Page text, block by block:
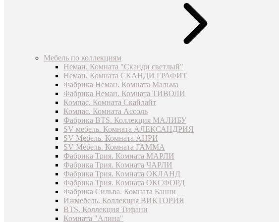
Мебель по коллекциям
Неман. Комната "Сканди светлый"
Неман. Комната СКАНДИ ГРАФИТ
Фабрика Неман. Комната Мальма
Фабрика Неман. Комната ТИВОЛИ
Компас. Комната Скайлайт
Компас. Комната Ассоль
Фабрика BTS. Коллекция МАЛИБУ
SV мебель. Комната АЛЕКСАНДРИЯ
SV Мебель. Комната АНРИ
SV Мебель. Комната ГАММА
Фабрика Трия. Комната МАРЛИ
Фабрика Трия. Комната ЧАРЛИ
Фабрика Трия. Комната ОКЛАНД
Фабрика Трия. Комната ОКСФОРД
Фабрика Сильва. Комната Банни
Ижмебель. Коллекция ВИКТОРИЯ
BTS. Коллекция Тифани
Комната "Алина"